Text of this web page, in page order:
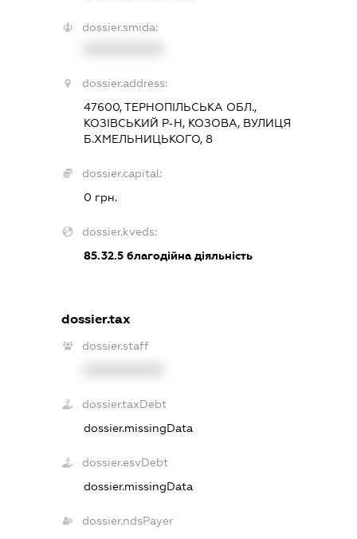
dossier.smida:
dossier.address:
47600, ТЕРНОПІЛЬСЬКА ОБЛ.,
КОЗІВСЬКИЙ Р-Н, КОЗОВА, ВУЛИЦЯ
Б.ХМЕЛЬНИЦЬКОГО, 8
dossier.capital:
0 грн.
dossier.kveds:
85.32.5благодійна діяльність
dossier.tax
dossier.staff
dossier.taxDebt
dossier.missingData
dossier.esvDebt
dossier.missingData
dossier.ndsPayer